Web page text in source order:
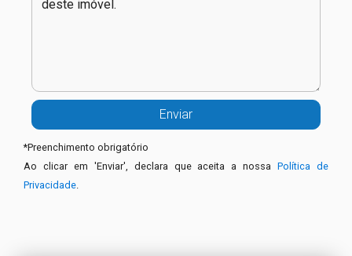
*Preenchimento obrigatório
Ao clicar em 'Enviar', declara que aceita a nossaPolítica de
Privacidade